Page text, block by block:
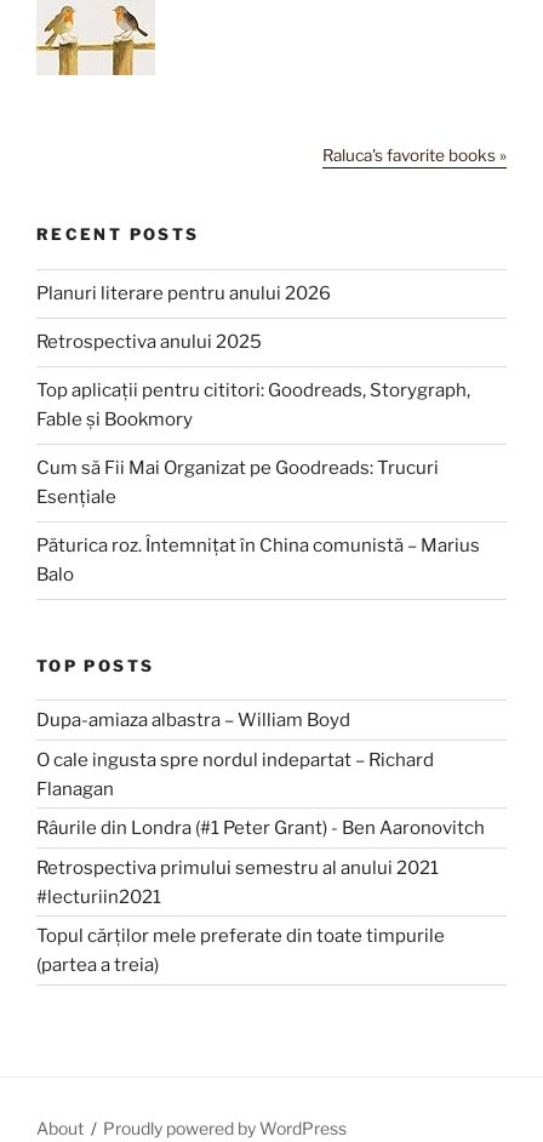
Raluca's favorite books »
RECENT POSTS
Planuri literare pentru anului 2026
Retrospectiva anului 2025
Top aplicații pentru cititori: Goodreads, Storygraph,
Fable și Bookmory
Cum să Fii Mai Organizat pe Goodreads: Trucuri
Esențiale
Păturica roz. Întemnițat în China comunistă – Marius
Balo
TOP POSTS
Dupa-amiaza albastra – William Boyd
O cale ingusta spre nordul indepartat – Richard
Flanagan
Râurile din Londra (#1 Peter Grant) - Ben Aaronovitch
Retrospectiva primului semestru al anului 2021
#lecturiin2021
Topul cărților mele preferate din toate timpurile
(partea a treia)
About Proudly powered by WordPress